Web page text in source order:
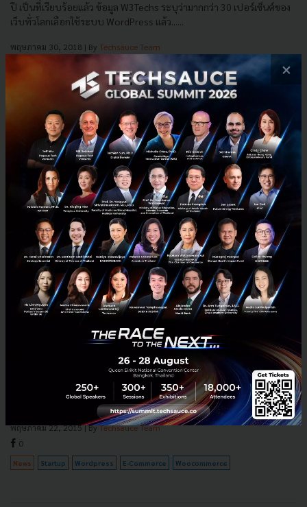
ปี เป็นที่เรียบร้อยแล้ว ข้อมูล W3Techs ระบุว่ามากกว่า 30 เปอร์เซ็นต์ของ
เว็บทั่วโลกเลือกใช้ระบบ WordPress แล้ว......
พฤษภาคม 30, 2018 | By Techsauce Team
Wordpress
WordPress ซื้อกิจการ WooCommerce มุ่งหน้าสู่ธุรกิจ
ใครที่พัฒนาเว็บฯ ด้วย WordPress น่าจะรู้จัก WooCommerce Plugin กัน
เป็นอย่างดี เพราะมียอดดาวน์โหลดสูงถึง 7.5 ล้านครั้ง, เป็น E-Commerce
WordPress Plugin ที่ได้รับความนิยมมากสุด และต...
พฤษภาคม 22, 2015| ByTechsauce Team
0
News Startup Wordpress E-Commerce Woocommerce
×